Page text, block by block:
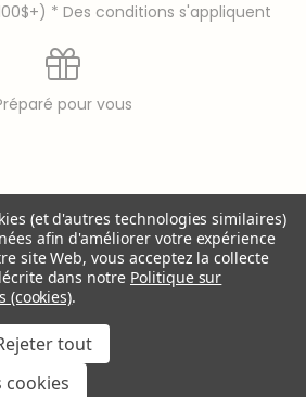
* Des conditions s'appliquent
pour vous
trademark of 9397-8914
Québec Inc..
(et d'autres technologies similaires)
afin d'améliorer votre expérience
site Web, vous acceptez la collecte
dans notre Politique sur
(cookies).
tout
cookies